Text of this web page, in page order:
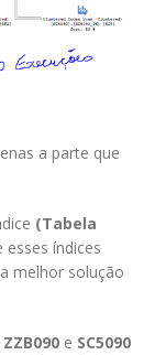
a parte que
(Tabela
índices
melhor solução
ZZB090 e SC5090